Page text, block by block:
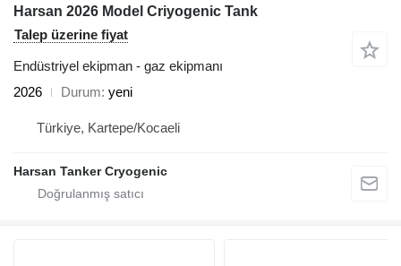
Harsan 2026 Model Criyogenic Tank
Talep üzerine fiyat
Endüstriyel ekipman - gaz ekipmanı
2026
Durum yeni
Türkiye, Kartepe/Kocaeli
Harsan Tanker Cryogenic